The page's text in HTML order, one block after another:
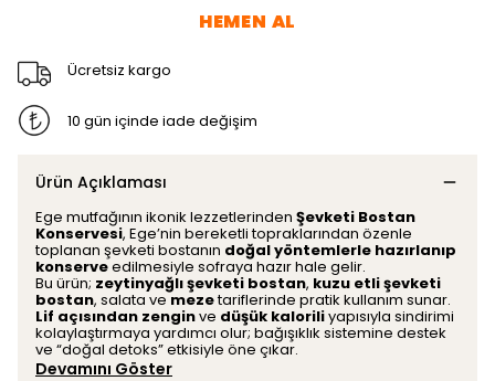
HEMEN AL
Ücretsiz kargo
10 gün içinde iade değişim
Ürün Açıklaması
Ege mutfağının ikonik lezzetlerinden Şevketi Bostan
Konservesi, Ege’nin bereketli topraklarından özenle
toplanan şevketi bostanın doğal yöntemlerle hazırlanıp
konserveedilmesiyle sofraya hazır hale gelir.
Bu ürün; zeytinyağlı şevketi bostan, kuzu etli şevketi
bostan, salata vemezetariflerinde pratik kullanım sunar.
Lif açısından zenginve düşük kaloriliyapısıyla sindirimi
kolaylaştırmaya yardımcı olur; bağışıklık sistemine destek
ve “doğal detoks” etkisiyle öne çıkar.
Devamını Göster